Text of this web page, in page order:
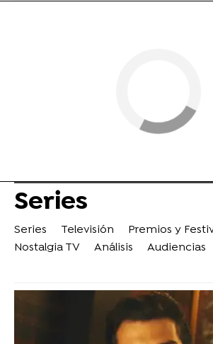
Series
Series Televisión Premios y
Nostalgia TV
Análisis Audiencias